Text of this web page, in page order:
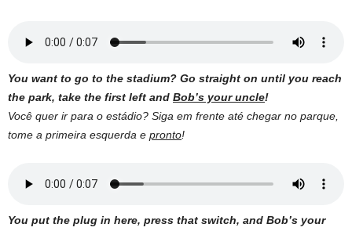
You want to go to the stadium? Go straight on until you reach
the park, take the first left and Bob’s your uncle!
Você quer ir para o estádio? Siga em frente até chegar no parque,
tome a primeira esquerda e pronto!
You put the plug in here, press that switch, and Bob’s your